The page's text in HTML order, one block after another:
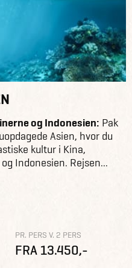
og Indonesien: Pak
Asien, hvor du
kultur i Kina,
Indonesien. Rejsen...
PR. PERS V. 2 PERS
FRA 13.450,-